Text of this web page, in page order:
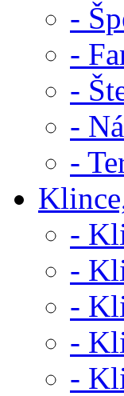
-
-
-
-
-
-
-
-
-
-